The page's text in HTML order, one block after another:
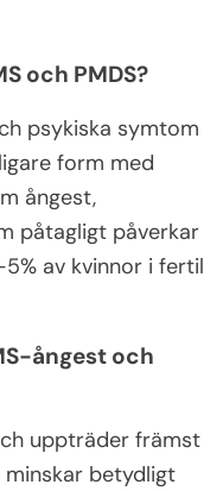
och PMDS?
psykiska symtom
form med
ångest,
påtagligt påverkar
av kvinnor i fertil
ångest och
uppträder främst
betydligt